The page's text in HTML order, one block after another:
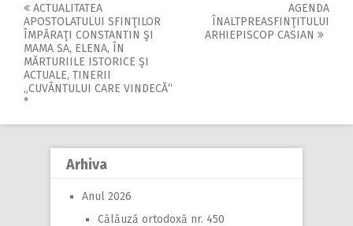
Post
navigation
ACTUALITATEA
APOSTOLATULUI SFINŢILOR
ÎMPĂRAŢI CONSTANTIN ŞI
MAMA SA, ELENA, ÎN
MĂRTURIILE ISTORICE ŞI
ACTUALE, TINERII
„CUVÂNTULUI CARE VINDECĂ“
*
AGENDA
ÎNALTPREASFINŢITULUI
ARHIEPISCOP CASIAN
Arhiva
Anul 2026
Călăuză ortodoxă nr. 450